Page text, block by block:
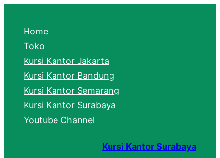
r
h
Home
Toko
Kursi Kantor Jakarta
Kursi Kantor Bandung
Kursi Kantor Semarang
Kursi Kantor Surabaya
Youtube Channel
Kursi Kantor Surabaya